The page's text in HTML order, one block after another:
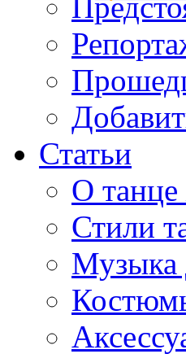
Статьи
О танце
Стили
Музыка